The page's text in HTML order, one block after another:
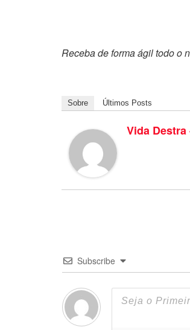
Receba de forma ágil todo o
Sobre Últimos Posts
Vida
Subscribe